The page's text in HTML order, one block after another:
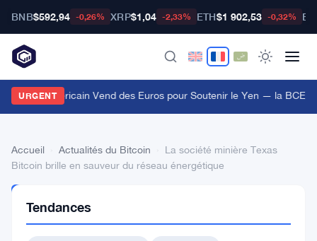
BNB$592,94 -0,26% XRP$1,04 -2,33% ETH$1 902,53 -0,32%
URGENT
Trésor Américain Vend des Euros pour Soutenir le Yen — la BCE
Accueil Actualités du Bitcoin
La société minière Texas
Bitcoin brille en sauveur du réseau énergétique
DU BITCOIN
Tendances